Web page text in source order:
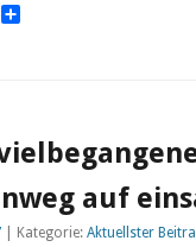
Empfehlen
auf
| Kategorie: Aktuellster